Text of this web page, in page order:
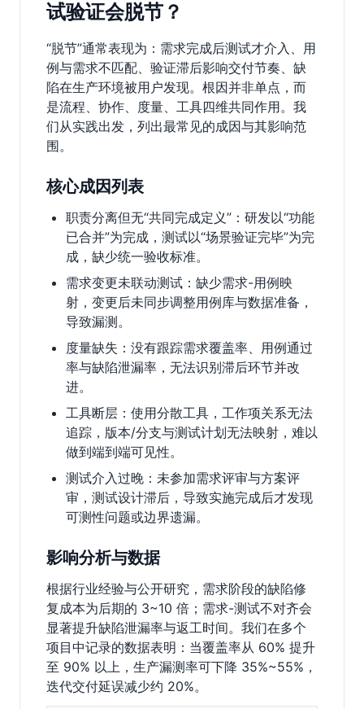
试验证会脱节？
“脱节”通常表现为：需求完成后测试才介入、用
例与需求不匹配、验证滞后影响交付节奏、缺
陷在生产环境被用户发现。根因并非单点，而
是流程、协作、度量、工具四维共同作用。我
们从实践出发，列出最常见的成因与其影响范
围。
核心成因列表
职责分离但无“共同完成定义”：研发以“功能
已合并”为完成，测试以“场景验证完毕”为完
成，缺少统一验收标准。
需求变更未联动测试：缺少需求-用例映
射，变更后未同步调整用例库与数据准备，
导致漏测。
度量缺失：没有跟踪需求覆盖率、用例通过
率与缺陷泄漏率，无法识别滞后环节并改
进。
工具断层：使用分散工具，工作项关系无法
追踪，版本/分支与测试计划无法映射，难以
做到端到端可见性。
测试介入过晚：未参加需求评审与方案评
审，测试设计滞后，导致实施完成后才发现
可测性问题或边界遗漏。
影响分析与数据
根据行业经验与公开研究，需求阶段的缺陷修
复成本为后期的 3~10 倍；需求-测试不对齐会
显著提升缺陷泄漏率与返工时间。我们在多个
项目中记录的数据表明：当覆盖率从 60% 提升
至 90% 以上，生产漏测率可下降 35%~55%，
迭代交付延误减少约 20%。